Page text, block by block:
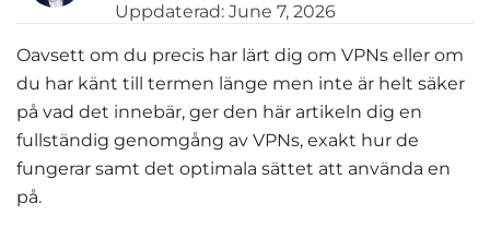
Uppdaterad: June 7, 2026
Oavsett om du precis har lärt dig om VPNs eller om
du har känt till termen länge men inte är helt säker
på vad det innebär, ger den här artikeln dig en
fullständig genomgång av VPNs, exakt hur de
fungerar samt det optimala sättet att använda en
på.